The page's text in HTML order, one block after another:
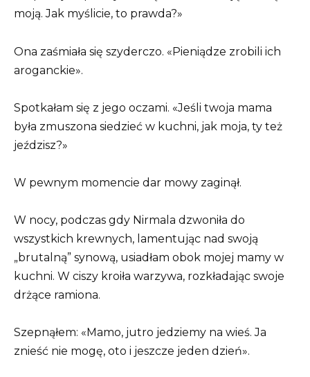
moją. Jak myślicie, to prawda?»
Ona zaśmiała się szyderczo. «Pieniądze zrobili ich
aroganckie».
Spotkałam się z jego oczami. «Jeśli twoja mama
była zmuszona siedzieć w kuchni, jak moja, ty też
jeździsz?»
W pewnym momencie dar mowy zaginął.
W nocy, podczas gdy Nirmala dzwoniła do
wszystkich krewnych, lamentując nad swoją
„brutalną” synową, usiadłam obok mojej mamy w
kuchni. W ciszy kroiła warzywa, rozkładając swoje
drżące ramiona.
Szepnąłem: «Mamo, jutro jedziemy na wieś. Ja
znieść nie mogę, oto i jeszcze jeden dzień».